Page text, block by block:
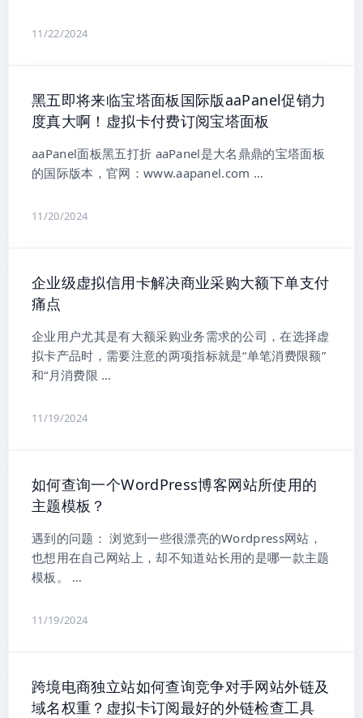
11/22/2024
黑五即将来临宝塔面板国际版aaPanel促销力
度真大啊！虚拟卡付费订阅宝塔面板
aaPanel面板黑五打折 aaPanel是大名鼎鼎的宝塔面板
的国际版本，官网：www.aapanel.com …
11/20/2024
企业级虚拟信用卡解决商业采购大额下单支付
痛点
企业用户尤其是有大额采购业务需求的公司，在选择虚
拟卡产品时，需要注意的两项指标就是“单笔消费限额”
和“月消费限 …
11/19/2024
如何查询一个WordPress博客网站所使用的
主题模板？
遇到的问题： 浏览到一些很漂亮的Wordpress网站，
也想用在自己网站上，却不知道站长用的是哪一款主题
模板。 …
11/19/2024
跨境电商独立站如何查询竞争对手网站外链及
域名权重？虚拟卡订阅最好的外链检查工具